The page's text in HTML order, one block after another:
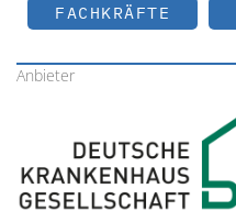
FACHKRÄFTE
Anbieter